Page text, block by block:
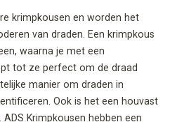
krimpkousen en worden het
van draden. Een krimpkous
waarna je met een
tot ze perfect om de draad
manier om draden in
Ook is het een houvast
Krimpkousen hebben een